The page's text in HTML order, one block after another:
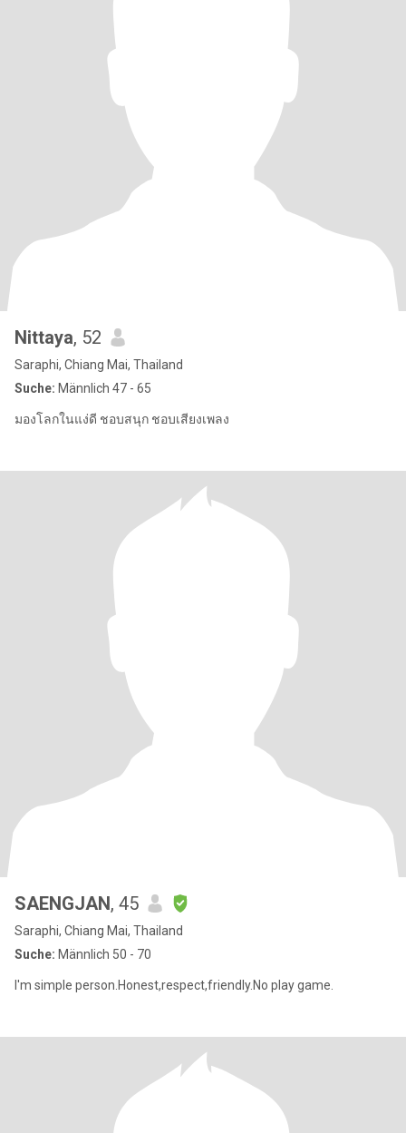
Nittaya, 52
Saraphi, Chiang Mai, Thailand
Suche: Männlich 47 - 65
มองโลกในแง่ดี ชอบสนุก ชอบเสียงเพลง
SAENGJAN, 45
Saraphi, Chiang Mai, Thailand
Suche: Männlich 50 - 70
I'm simple person.Honest,respect,friendly.No play game.